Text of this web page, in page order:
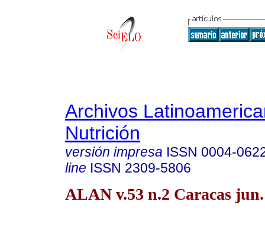
Archivos
Nutrición
versión impresa ISSN 0004-
line ISSN 2309-5806
ALAN v.53 n.2 Caracas